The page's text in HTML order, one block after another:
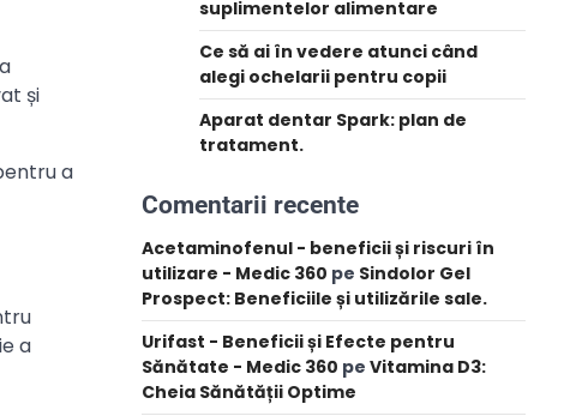
și
a
a
suplimentelor alimentare
Ce să ai în vedere atunci când
alegi ochelarii pentru copii
Aparat dentar Spark: plan de
tratament.
Comentarii recente
Acetaminofenul - beneficii și riscuri în
utilizare - Medic 360 pe Sindolor Gel
Prospect: Beneficiile și utilizările sale.
Urifast - Beneficii și Efecte pentru
Sănătate - Medic 360 pe Vitamina D3:
Cheia Sănătății Optime